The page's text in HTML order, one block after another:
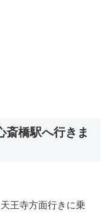
斎橋駅へ行きま
王寺方面行きに乗